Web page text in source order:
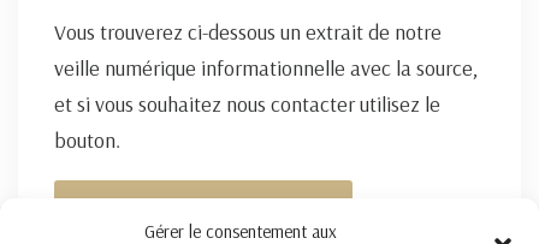
Gérer le consentement aux
Vous trouverez ci-dessous un extrait de notre
veille numérique informationnelle avec la source,
et si vous souhaitez nous contacter utilisez le
bouton.